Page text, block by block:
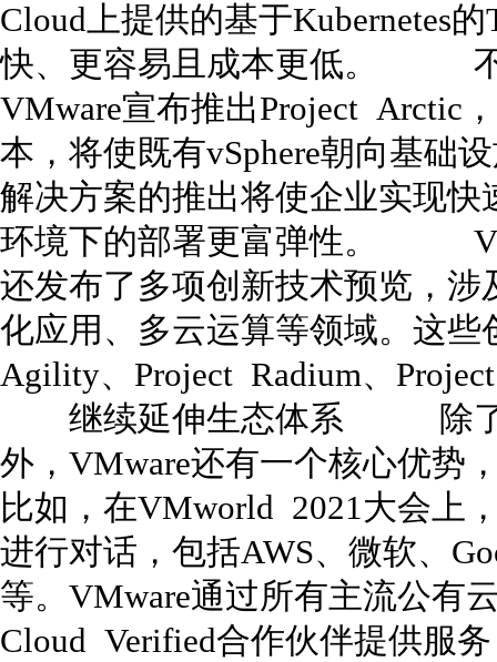
Cloud上提供的基于Kubernetes
快、更容易且成本更低。 不
VMware宣布推出Project Arctic
本，将使既有vSphere朝向基础
解决方案的推出将使企业实现
环境下的部署更富弹性。
还发布了多项创新技术预览，
化应用、多云运算等领域。这
Agility、Project Radium、
继续延伸生态体系 除了先
外，VMware还有一个核心
比如，在VMworld 2021大会上
进行对话，包括AWS、微软、
等。VMware通过所有主流公有
Cloud Verified合作伙伴提供服